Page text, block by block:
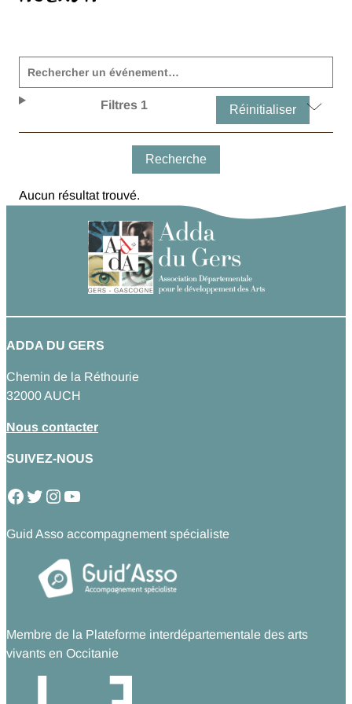
Filtres 1 Réinitialiser
Recherche
Aucun résultat trouvé.
ADDA DU GERS
Chemin de la Réthourie
32000 AUCH
Nous contacter
SUIVEZ-NOUS
Facebook Twitter Instagram YouTube
Guid Asso accompagnement spécialiste
Membre de la Plateforme interdépartementale des arts
vivants en Occitanie